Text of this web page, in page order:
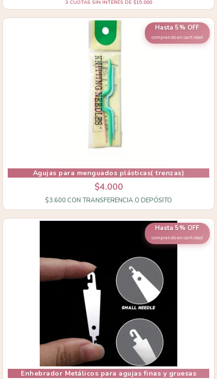
3 CUOTAS SIN INTERÉS DE $15.000
Hasta 5% OFF
comprando en cantidad
Agujas para menguados plásticas( trenzas)
$4.000
$3.600 CON TRANSFERENCIA O DEPÓSITO
Hasta 5% OFF
comprando en cantidad
Enhebrador Metálicos para agujas finas y gruesas